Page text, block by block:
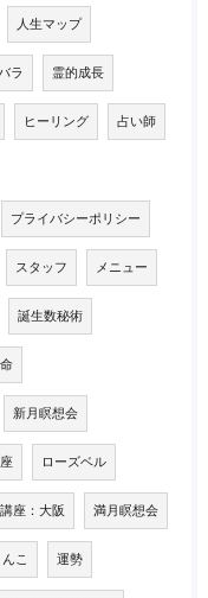
人生マップ
ラ 霊的成長
ヒーリング 占い師
プライバシーポリシー
スタッフ メニュー
誕生数秘術
新月瞑想会
ローズベル
座：大阪 満月瞑想会
んこ 運勢